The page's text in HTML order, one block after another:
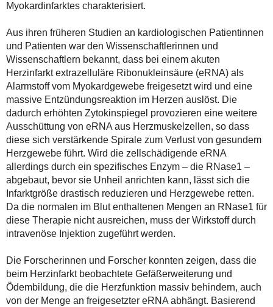
Myokardinfarktes charakterisiert.
Aus ihren früheren Studien an kardiologischen Patientinnen
und Patienten war den Wissenschaftlerinnen und
Wissenschaftlern bekannt, dass bei einem akuten
Herzinfarkt extrazelluläre Ribonukleinsäure (eRNA) als
Alarmstoff vom Myokardgewebe freigesetzt wird und eine
massive Entzündungsreaktion im Herzen auslöst. Die
dadurch erhöhten Zytokinspiegel provozieren eine weitere
Ausschüttung von eRNA aus Herzmuskelzellen, so dass
diese sich verstärkende Spirale zum Verlust von gesundem
Herzgewebe führt. Wird die zellschädigende eRNA
allerdings durch ein spezifisches Enzym – die RNase1 –
abgebaut, bevor sie Unheil anrichten kann, lässt sich die
Infarktgröße drastisch reduzieren und Herzgewebe retten.
Da die normalen im Blut enthaltenen Mengen an RNase1 für
diese Therapie nicht ausreichen, muss der Wirkstoff durch
intravenöse Injektion zugeführt werden.
Die Forscherinnen und Forscher konnten zeigen, dass die
beim Herzinfarkt beobachtete Gefäßerweiterung und
Ödembildung, die die Herzfunktion massiv behindern, auch
von der Menge an freigesetzter eRNA abhängt. Basierend